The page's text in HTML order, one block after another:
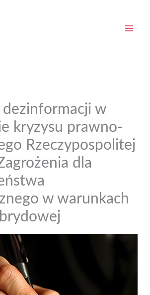
dezinformacji w
kryzysu prawno-
Rzeczypospolitej
dla
w warunkach